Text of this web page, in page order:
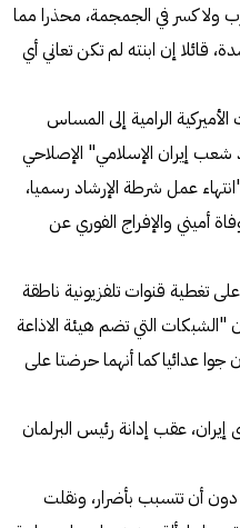
كسر في الجمجمة، محذرا مما
قائلا إن ابنته لم تكن تعاني أي
الرامية إلى المساس
شعب إيران الإسلامي" الإصلاحي
"انتهاء عمل شرطة الإرشاد رسميا،
أميني والإفراج الفوري عن
تغطية قنوات تلفزيونية ناطقة
"الشبكات التي تضم هيئة الاذاعة
جوا عدائيا كما أنهما حرضتا على
إيران، عقب إدانة رئيس البرلمان
دون أن تتسبب بأضرار، ونقلت